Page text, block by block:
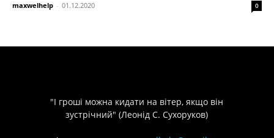
maxwelhelp - 01.12.2020 0
"І гроші можна кидати на вітер, якщо він
зустрічний" (Леонід С. Сухоруков)